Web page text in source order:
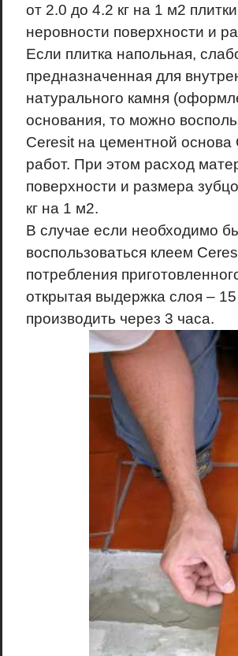
от 2.0 до 4.2 кг на 1 м2
неровности поверхности и
Если плитка напольная,
предназначенная для
натурального камня
основания, то можно
Сeresit на цементной основа
работ. При этом расход
поверхности и размера
кг на 1 м2.
В случае если необходимо
воспользоваться клеем
потребления
открытая выдержка слоя –
производить через 3 часа.